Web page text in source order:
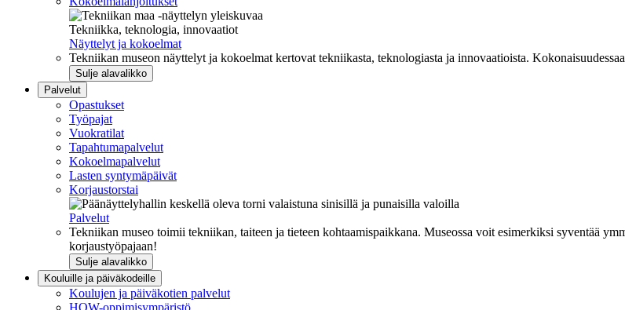
Tekniikka, teknologia, innovaatiot
Näyttelyt ja kokoelmat
Tekniikan museon näyttelyt ja kokoelmat kertovat tekniikasta, teknologiasta ja innovaatioista.
Sulje alavalikko
Palvelut
Opastukset
Työpajat
Vuokratilat
Tapahtumapalvelut
Kokoelmapalvelut
Lasten syntymäpäivät
Korjaustorstai
Palvelut
Tekniikan museo toimii tekniikan, taiteen ja tieteen kohtaamispaikkana. Museossa voit esimerkiksi syventää
korjaustyöpajaan!
Sulje alavalikko
Kouluille ja päiväkodeille
Koulujen ja päiväkotien palvelut